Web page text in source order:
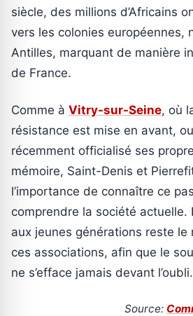
siècle, des millions d’Africains
vers les colonies européennes,
Antilles, marquant de manière
de France.
Comme à Vitry-sur-Seine, où
résistance est mise en avant,
récemment officialisé ses
mémoire, Saint-Denis et
l’importance de connaître ce
comprendre la société actuelle.
aux jeunes générations reste le
ces associations, afin que le
ne s’efface jamais devant l’oubli.
Source: